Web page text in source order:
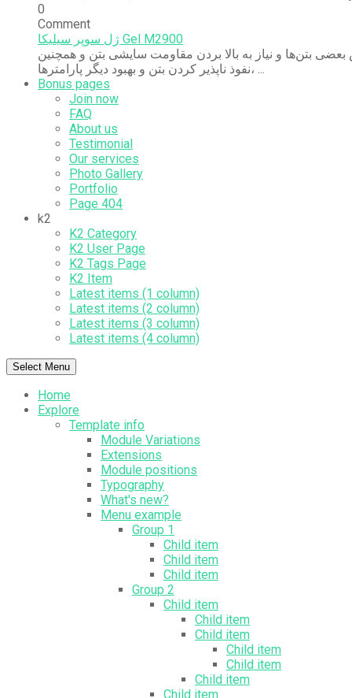
0
Comment
ژل سوپر سیلیکا Gel M2900
بتن‌ها و نیاز به بالا بردن مقاومت سایشی بتن و همچنین
نفوذ ناپذیر کردن بتن و بهبود دیگر پارامترها، ...
Bonus pages
Join now
FAQ
About us
Testimonial
Our services
Photo Gallery
Portfolio
Page 404
k2
K2 Category
K2 User Page
K2 Tags Page
K2 Item
Latest items (1 column)
Latest items (2 column)
Latest items (3 column)
Latest items (4 column)
Select Menu
Home
Explore
Template info
Module Variations
Extensions
Module positions
Typography
What's new?
Menu example
Group 1
Child item
Child item
Child item
Group 2
Child item
Child item
Child item
Child item
Child item
Child item
Child item